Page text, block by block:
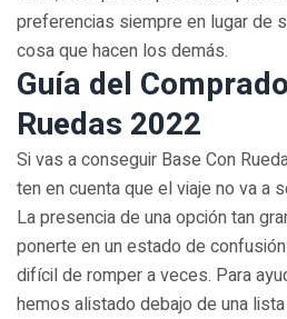
preferencias siempre en lugar de
cosa que hacen los demás.
Guía del
Ruedas 2022
Si vas a conseguir Base Con
ten en cuenta que el viaje no va a
La presencia de una opción tan
ponerte en un estado de
difícil de romper a veces. Para
hemos alistado debajo de una